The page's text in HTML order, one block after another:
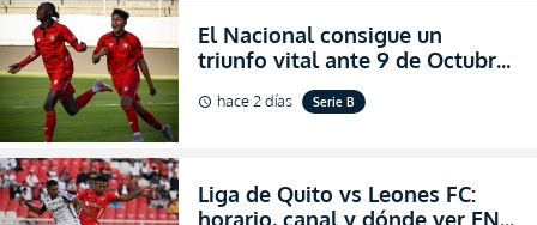
El Nacional consigue un
triunfo vital ante 9 de Octubre
para encender la fe en la
salvación
schedule hace 2 días Serie B
Liga de Quito vs Leones FC:
horario, canal y dónde ver EN